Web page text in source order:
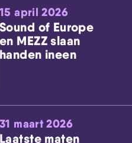
15 april 2026
Sound of Europe
en MEZZ slaan
handen ineen
31 maart 2026
Laatste maten